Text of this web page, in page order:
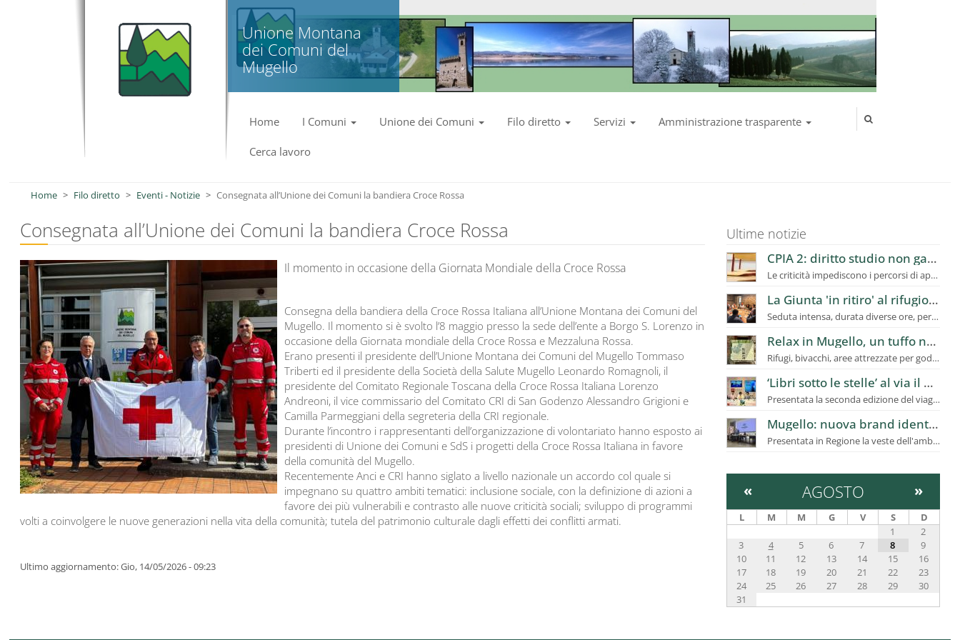
Unione Montana
dei Comuni del
Mugello
Home I Comuni Unione dei Comuni Filo diretto Servizi Amministrazione trasparente
Cerca lavoro
Home Filo diretto Eventi - Notizie Consegnata all’Unione dei Comuni la bandiera Croce Rossa
Consegnata all’Unione dei Comuni la bandiera Croce Rossa
Il momento in occasione della Giornata Mondiale della Croce Rossa
Consegna della bandiera della Croce Rossa Italiana all’Unione Montana dei Comuni del
Mugello. Il momento si è svolto l’8 maggio presso la sede dell’ente a Borgo S. Lorenzo in
occasione della Giornata mondiale della Croce Rossa e Mezzaluna Rossa.
Erano presenti il presidente dell’Unione Montana dei Comuni del Mugello Tommaso
Triberti ed il presidente della Società della Salute Mugello Leonardo Romagnoli, il
presidente del Comitato Regionale Toscana della Croce Rossa Italiana Lorenzo
Andreoni, il vice commissario del Comitato CRI di San Godenzo Alessandro Grigioni e
Camilla Parmeggiani della segreteria della CRI regionale.
Durante l’incontro i rappresentanti dell’organizzazione di volontariato hanno esposto ai
presidenti di Unione dei Comuni e SdS i progetti della Croce Rossa Italiana in favore
della comunità del Mugello.
Recentemente Anci e CRI hanno siglato a livello nazionale un accordo col quale si
impegnano su quattro ambiti tematici: inclusione sociale, con la definizione di azioni a
favore dei più vulnerabili e contrasto alle nuove criticità sociali; sviluppo di programmi
volti a coinvolgere le nuove generazioni nella vita della comunità; tutela del patrimonio culturale dagli effetti dei conflitti armati.
Ultimo aggiornamento: Gio, 14/05/2026 - 09:23
Ultime notizie
CPIA 2: diritto studio non garantito, richiesto a Ufficio Scolastico Regionale intervento urgente
Le criticità impediscono i percorsi di apprendimento, utenti in calo
La Giunta 'in ritiro' al rifugio i Diacci: dalla montagna la programmazione del futuro del Mugello
Seduta intensa, durata diverse ore, per fare un confronto ampio sui temi prioritari e strategici
Relax in Mugello, un tuffo nel verde
Rifugi, bivacchi, aree attrezzate per godersi la natura. Stop fuochi
‘Libri sotto le stelle’ al via il 20 luglio
Presentata la seconda edizione del viaggio letterario itinerante in Mugello
Mugello: nuova brand identity che racconta la “Toscana Autentica”
Presentata in Regione la veste dell'ambito turistico per valorizzare e promuovere il territorio
AGOSTO
« »
L M M G V S
D
1
2
3
4 5 6 7 8
9
10
11 12 13 14 15
16
17
18 19 20 21 22
23
24
25 26 27 28 29
30
31